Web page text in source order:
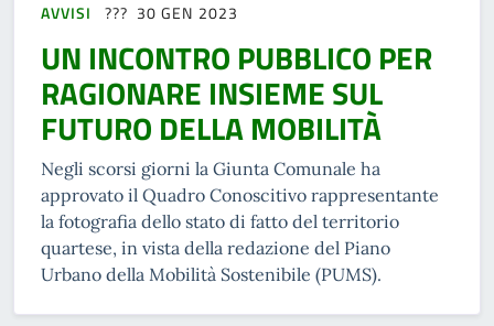
AVVISI 30 GEN 2023
UN INCONTRO PUBBLICO PER
RAGIONARE INSIEME SUL
FUTURO DELLA MOBILITÀ
Negli scorsi giorni la Giunta Comunale ha
approvato il Quadro Conoscitivo rappresentante
la fotografia dello stato di fatto del territorio
quartese, in vista della redazione del Piano
Urbano della Mobilità Sostenibile (PUMS).